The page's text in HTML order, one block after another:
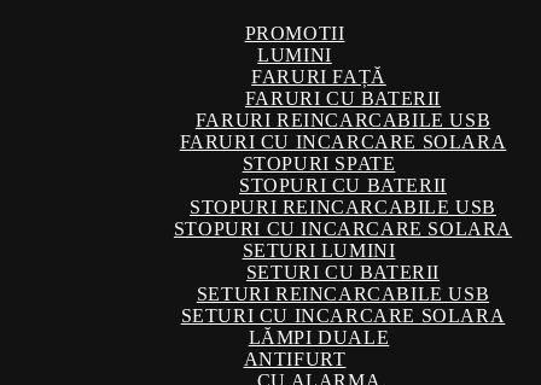
PROMOTII
LUMINI
FARURI FAȚĂ
FARURI CU BATERII
FARURI REINCARCABILE USB
FARURI CU INCARCARE SOLARA
STOPURI SPATE
STOPURI CU BATERII
STOPURI REINCARCABILE USB
STOPURI CU INCARCARE SOLARA
SETURI LUMINI
SETURI CU BATERII
SETURI REINCARCABILE USB
SETURI CU INCARCARE SOLARA
LĂMPI DUALE
ANTIFURT
CU ALARMA